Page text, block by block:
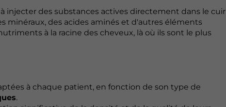
injecter des substances actives directement dans le cuir
minéraux, des acides aminés et d'autres éléments
à la racine des cheveux, là où ils sont le plus
à chaque patient, en fonction de son type de
.